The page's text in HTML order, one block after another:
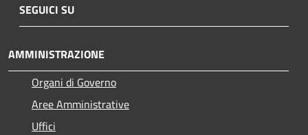
SEGUICI SU
AMMINISTRAZIONE
Organi di Governo
Aree Amministrative
Uffici